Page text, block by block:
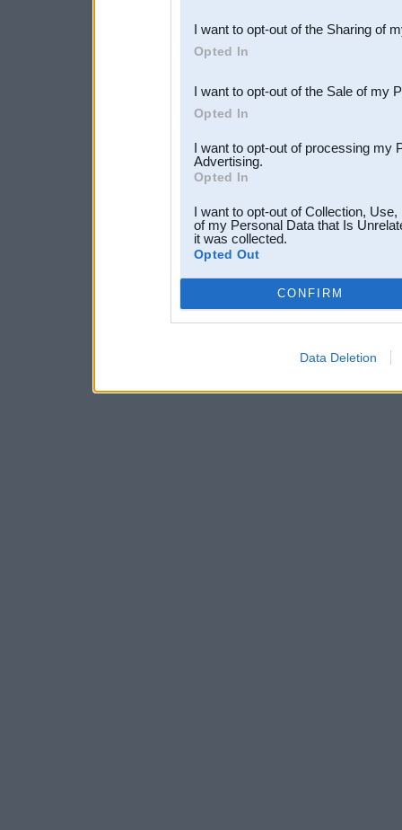
Downstream Participants
third parties.
I want to opt-out of the Sharing of
Opted In
I want to opt-out of the Sale of my
Opted In
I want to opt-out of processing my
Advertising.
Opted In
I want to opt-out of Collection,
of my Personal Data that Is
it was collected.
Opted Out
CONFIRM
Data Deletion